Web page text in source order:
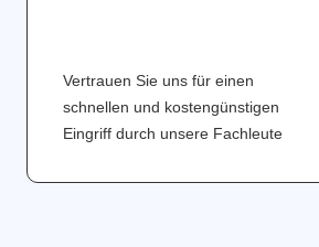
Vertrauen Sie uns für einen
schnellen und kostengünstigen
Eingriff durch unsere Fachleute